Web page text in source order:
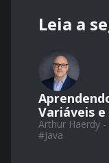
Leia a
Variáveis
Arthur Haerdy
#Java